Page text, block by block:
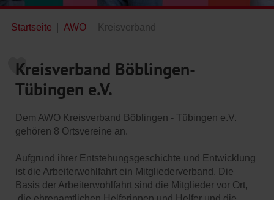
Startseite AWO Kreisverband
Kreisverband Böblingen-
Tübingen e.V.
Dem AWO Kreisverband Böblingen - Tübingen e.V.
gehören 8 Ortsvereine an.
Aufgrund ihrer Entstehungsgeschichte und Entwicklung
ist die Arbeiterwohlfahrt ein Mitgliederverband. Die
Basis der Arbeiterwohlfahrt sind die Mitglieder vor Ort,